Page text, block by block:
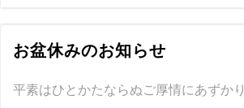
お盆休みのお知らせ
平素はひとかたならぬご厚情にあずか